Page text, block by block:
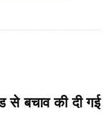
से बचाव की दी गई